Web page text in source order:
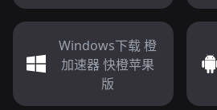
Windows下载 橙
加速器 快橙苹果
版